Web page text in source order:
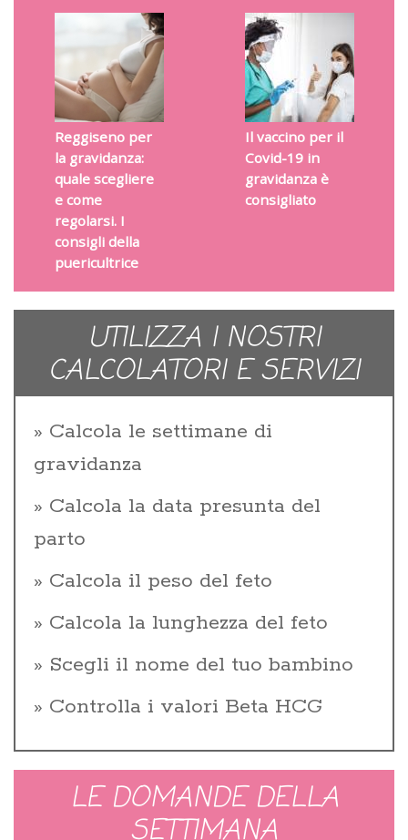
Reggiseno per
la gravidanza:
quale scegliere
e come
regolarsi. I
consigli della
puericultrice
Il vaccino per il
Covid-19 in
gravidanza è
consigliato
UTILIZZA I NOSTRI
CALCOLATORI E SERVIZI
Calcola le settimane di
gravidanza
Calcola la data presunta del
parto
Calcola il peso del feto
Calcola la lunghezza del feto
Scegli il nome del tuo bambino
Controlla i valori Beta HCG
LE DOMANDE DELLA